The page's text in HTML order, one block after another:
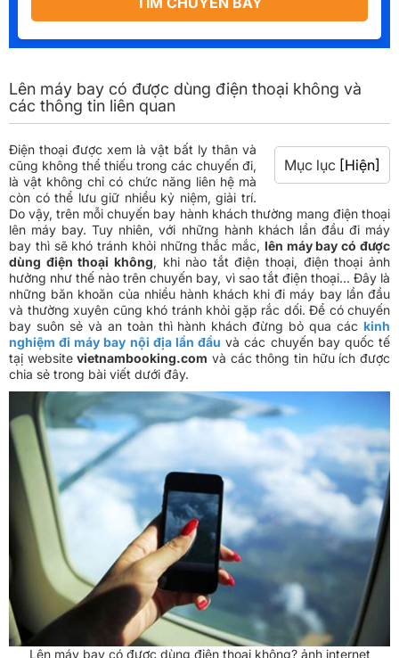
Lên máy bay có được dùng điện thoại không và
các thông tin liên quan
Mục lục [Hiện]
Điện thoại được xem là vật bất ly thân và
cũng không thể thiếu trong các chuyến đi,
là vật không chỉ có chức năng liên hệ mà
còn có thể lưu giữ nhiều kỷ niệm, giải trí.
Do vậy, trên mỗi chuyến bay hành khách thường mang điện thoại
lên máy bay. Tuy nhiên, với những hành khách lần đầu đi máy
bay thì sẽ khó tránh khỏi những thắc mắc, lên máy bay có được
dùng điện thoại không, khi nào tắt điện thoại, điện thoại ảnh
hưởng như thế nào trên chuyến bay, vì sao tắt điện thoại... Đây là
những băn khoăn của nhiều hành khách khi đi máy bay lần đầu
và thường xuyên cũng khó tránh khỏi gặp rắc dối. Để có chuyến
bay suôn sẻ và an toàn thì hành khách đừng bỏ qua các kinh
nghiệm đi máy bay nội địa lần đầu và các chuyến bay quốc tế
tạị websitevietnambooking.com và các thông tin hữu ích được
chia sẻ trong bài viết dưới đây.
Lên máy bay có được dùng điện thoại không? ảnh internet